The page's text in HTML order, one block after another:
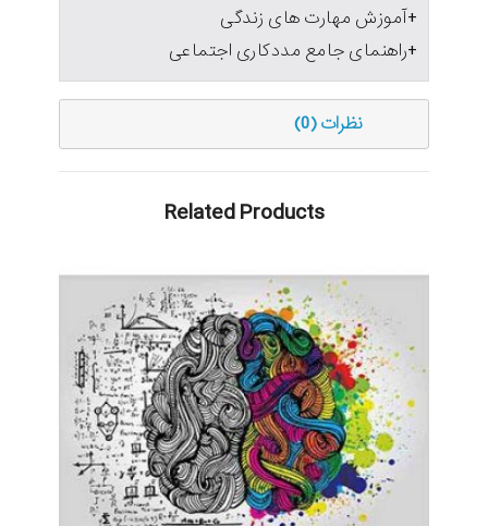
+آموزش مهارت های زندگی
+راهنمای جامع مددکاری اجتماعی
نظرات (0)
Related Products